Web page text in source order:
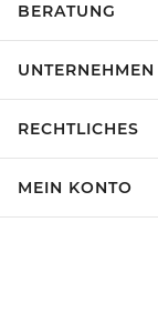
BERATUNG
UNTERNEHMEN
RECHTLICHES
MEIN KONTO